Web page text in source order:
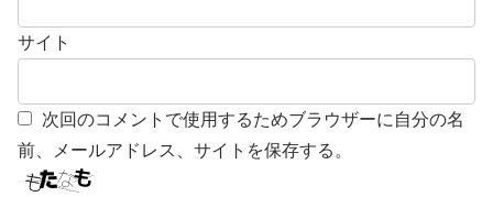
サイト
次回のコメントで使用するためブラウザーに自分の名
前、メールアドレス、サイトを保存する。